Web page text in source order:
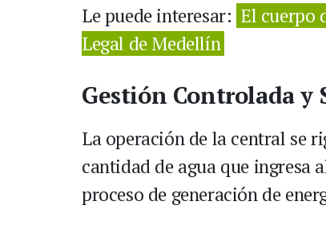
Le puede interesar: El cuerpo
Legal de Medellín
Gestión Controlada y
La operación de la central se
cantidad de agua que ingresa
proceso de generación de